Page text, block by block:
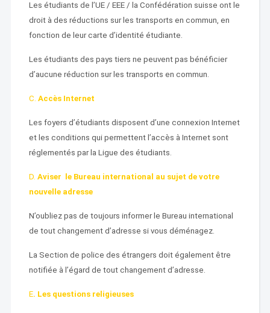
Les étudiants de l’UE / EEE / la Confédération suisse ont le
droit à des réductions sur les transports en commun, en
fonction de leur carte d’identité étudiante.
Les étudiants des pays tiers ne peuvent pas bénéficier
d’aucune réduction sur les transports en commun.
C. Accès Internet
Les foyers d’étudiants disposent d’une connexion Internet
et les conditions qui permettent l’accès à Internet sont
réglementés par la Ligue des étudiants.
D. Aviser le Bureau international au sujet de votre
nouvelle adresse
N’oubliez pas de toujours informer le Bureau international
de tout changement d’adresse si vous déménagez.
La Section de police des étrangers doit également être
notifiée à l’égard de tout changement d’adresse.
E. Les questions religieuses